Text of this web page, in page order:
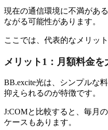
現在の通信環境に不満があ
ながる可能性があります。
ここでは、代表的なメリッ
メリット1：月額料金
BB.excite光は、シンプルな
抑えられるのが特徴です。
J:COMと比較すると、毎月
ケースもあります。